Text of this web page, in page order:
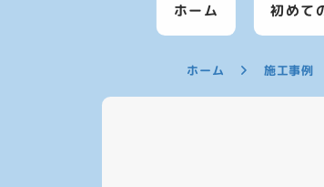
ホーム 初めて
ホーム 施工事例